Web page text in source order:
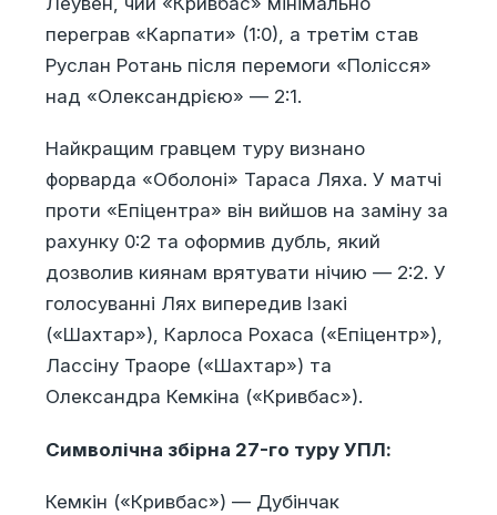
переграв «Карпати» (1:0), а третім став
Руслан Ротань після перемоги «Полісся»
над «Олександрією» — 2:1.
Найкращим гравцем туру визнано
форварда «Оболоні» Тараса Ляха. У матчі
проти «Епіцентра» він вийшов на заміну за
рахунку 0:2 та оформив дубль, який
дозволив киянам врятувати нічию — 2:2. У
голосуванні Лях випередив Ізакі
(«Шахтар»), Карлоса Рохаса («Епіцентр»),
Лассіну Траоре («Шахтар») та
Олександра Кемкіна («Кривбас»).
Символічна збірна 27-го туру УПЛ:
Кемкін («Кривбас») — Дубінчак